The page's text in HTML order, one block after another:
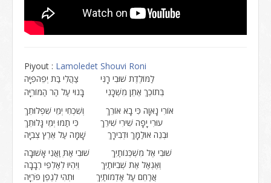
Piyout : Lamoledet Shouvi Roni
לַמּוֹלֶדֶת שׁוּבִי רָנִּי צַהֲלִי בַּת יְפֵהפִיָּה
בְּתוֹכֵךְ אֶתֵן מִשְׁכָּנִי בָּנוּי עַל הַר הַמּוֹרִיָּה
אוֹרִי נָאוָה כִּי בָא אוֹרֵךְ וְשִׁכְחִי יְמֵי שִׁפְלוּתֵךְ
עוּרִי יָפָה שִׁירִי שִׁירֵךְ כִּי תַמּוּ יְמֵי גָּלוּתֵךְ
וּבְנֵה אוּלַמָּךְ וּדְבִירָךְ שָׁמָּה עַל אֶרֶץ צְבִיָּה
שׁוּבִי אֶל מִשְׁכְּנוֹתַיִךְ שׁוּבִי אַתְּ וַאֲנִי אָשׁוּבָה
וְאֶגְאַל אֶת שְׁבִיּוֹתַיִךְ וְיִהְיוּ לְאַלְפֵי רְבָבָה
אֲרַחֵם עַל אַדְמוֹתַיִךְ וּתְהִי לְגֶפֶן פֹּרִיָּה